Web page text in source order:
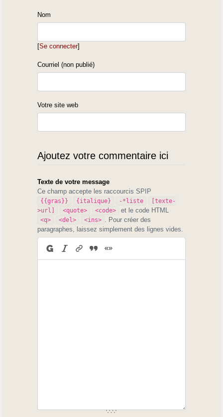
Nom
[Se connecter]
Courriel (non publié)
Votre site web
Ajoutez votre commentaire ici
Texte de votre message
Ce champ accepte les raccourcis SPIP
{{gras}} {italique} -*liste
[texte-
>url]
<quote> <code> et le code HTML
<q> <del> <ins>
. Pour créer des
paragraphes, laissez simplement des lignes vides.